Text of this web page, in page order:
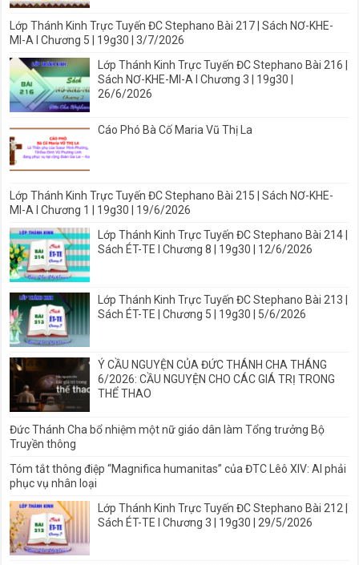
Lớp Thánh Kinh Trực Tuyến ĐC Stephano Bài 217 | Sách NƠ-KHE-
MI-A I Chương 5 | 19g30 | 3/7/2026
Lớp Thánh Kinh Trực Tuyến ĐC Stephano Bài 216 |
Sách NƠ-KHE-MI-A I Chương 3 | 19g30 |
26/6/2026
Cáo Phó Bà Cố Maria Vũ Thị La
Lớp Thánh Kinh Trực Tuyến ĐC Stephano Bài 215 | Sách NƠ-KHE-
MI-A I Chương 1 | 19g30 | 19/6/2026
Lớp Thánh Kinh Trực Tuyến ĐC Stephano Bài 214 |
Sách ÉT-TE I Chương 8 | 19g30 | 12/6/2026
Lớp Thánh Kinh Trực Tuyến ĐC Stephano Bài 213 |
Sách ÉT-TE | Chương 5 | 19g30 | 5/6/2026
Ý CẦU NGUYỆN CỦA ĐỨC THÁNH CHA THÁNG
6/2026: CẦU NGUYỆN CHO CÁC GIÁ TRỊ TRONG
THỂ THAO
Đức Thánh Cha bổ nhiệm một nữ giáo dân làm Tổng trưởng Bộ
Truyền thông
Tóm tắt thông điệp “Magnifica humanitas” của ĐTC Lêô XIV: AI phải
phục vụ nhân loại
Lớp Thánh Kinh Trực Tuyến ĐC Stephano Bài 212 |
Sách ÉT-TE I Chương 3 | 19g30 | 29/5/2026